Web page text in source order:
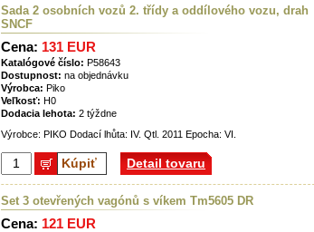
Sada 2 osobních vozů 2. třídy a oddílového vozu, drah
SNCF
Cena: 131 EUR
Katalógové číslo: P58643
Dostupnost: na objednávku
Výrobca: Piko
Veľkosť: H0
Dodacia lehota: 2 týždne
Výrobce: PIKO Dodací lhůta: IV. Qtl. 2011 Epocha: VI.
Kúpiť Detail tovaru
Set 3 otevřených vagónů s víkem Tm5605 DR
Cena: 121 EUR